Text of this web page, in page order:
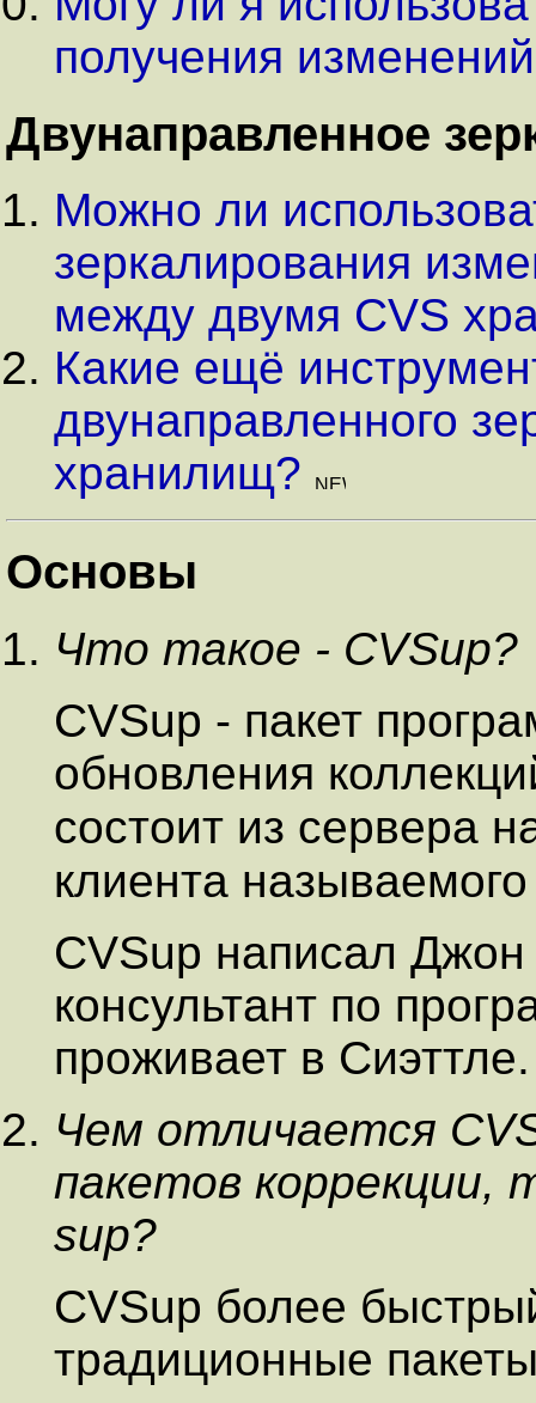
получения
Двунаправленное
Можно ли
зеркалирования
между двумя CVS
Какие ещё
двунаправленного
хранилищ?
Основы
Что такое - CVSup?
CVSup - пакет
обновления
состоит из сервера
клиента
CVSup написал
консультант по
проживает в Сиэттле.
Чем отличается
пакетов коррекции,
sup?
CVSup более
традиционные